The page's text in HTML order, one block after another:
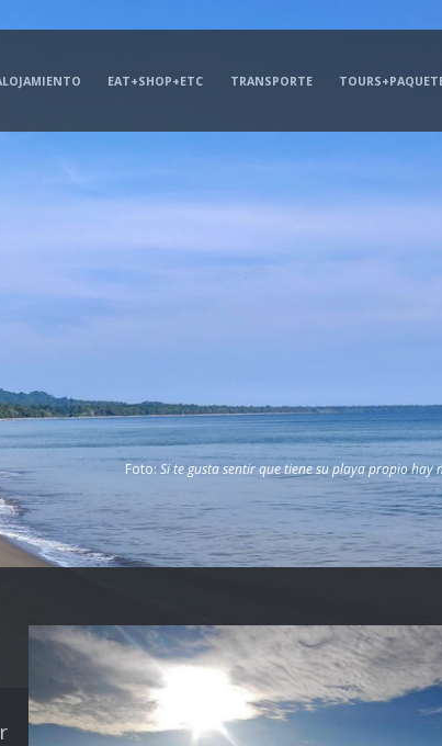
EAT+SHOP+ETC TRANSPORTE
Foto: Si te gusta sentir que tiene su playa propio hay